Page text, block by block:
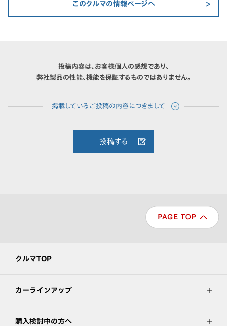
このクルマの情報ページへ
投稿内容は、お客様個人の感想であり、
弊社製品の性能、機能を保証するものではありません。
投稿する
クルマTOP
カーラインアップ
購入検討中の方へ